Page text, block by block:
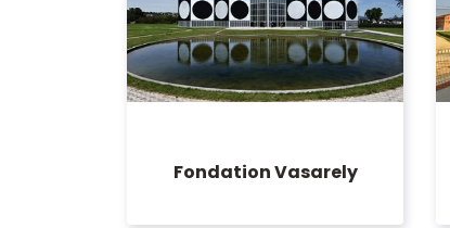
Fondation Vasarely